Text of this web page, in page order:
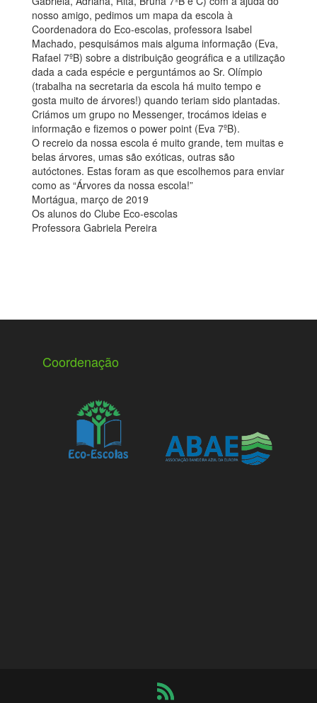
nosso amigo, pedimos um mapa da escola à
Coordenadora do Eco-escolas, professora Isabel
Machado, pesquisámos mais alguma informação (Eva,
Rafael 7ºB) sobre a distribuição geográfica e a utilização
dada a cada espécie e perguntámos ao Sr. Olímpio
(trabalha na secretaria da escola há muito tempo e
gosta muito de árvores!) quando teriam sido plantadas.
Criámos um grupo no Messenger, trocámos ideias e
informação e fizemos o power point (Eva 7ºB).
O recreio da nossa escola é muito grande, tem muitas e
belas árvores, umas são exóticas, outras são
autóctones. Estas foram as que escolhemos para enviar
como as “Árvores da nossa escola!”
Mortágua, março de 2019
Os alunos do Clube Eco-escolas
Professora Gabriela Pereira
Coordenação